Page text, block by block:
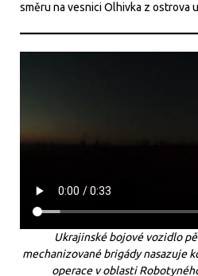
směru na vesnici Olhivka z ostrova
Ukrajinské bojové vozidlo
mechanizované brigády nasazuje
operace v oblasti